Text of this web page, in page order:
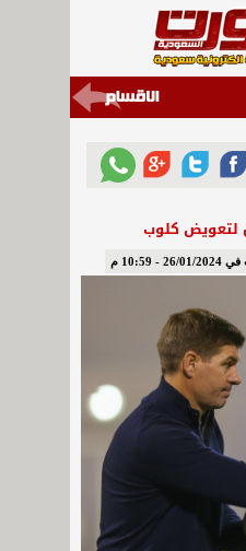
لتعويض كلوب
2024 - 10:59 م